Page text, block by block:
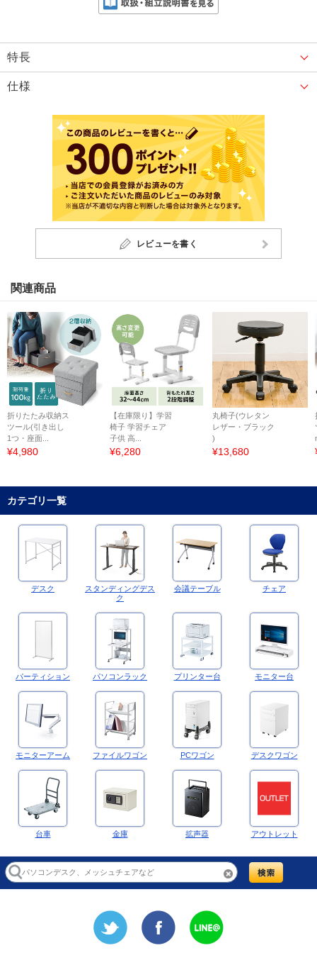
特長
仕様
レビューを書く
関連商品
折りたたみ収納ス
ツール(引き出し
1つ・座面...
¥4,980
【在庫限り】学習
椅子 学習チェア
子供 高...
¥6,280
丸椅子(ウレタン
レザー・ブラック
)
¥13,680
カテゴリ一覧
デスク
スタンディングデス
ク
会議テーブル チェア
パーティション パソコンラック プリンター台 モニター台
モニターアーム ファイルワゴン PCワゴン デスクワゴン
台車 金庫 拡声器 アウトレット